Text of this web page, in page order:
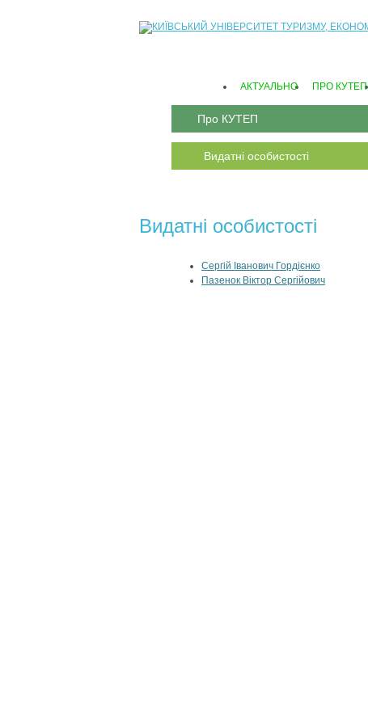
АКТУАЛЬНО ПРО КУТЕП
Про КУТЕП
Видатні особистості
Видатні особистості
Сергій Іванович Гордієнко
Пазенок Віктор Сергійович